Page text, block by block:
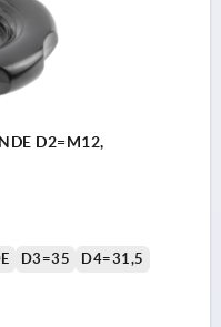
D2=M12,
D3=35
D4=31,5